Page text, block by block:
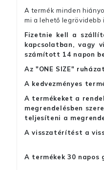
A termék minden
mi a lehető legrövidebb
Fizetnie kell a
kapcsolatban, vagy
számított 14 napon
Az "ONE SIZE"
A kedvezményes
A termékeket a
megrendelésben
teljesíteni a
A visszatérítést a
A termékek 30